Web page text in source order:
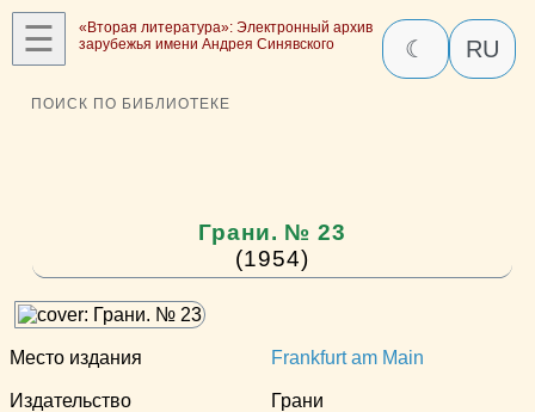
☰
«Вторая литература»: Электронный архив
зарубежья имени Андрея Синявского
☾ RU
ПОИСК ПО БИБЛИОТЕКЕ
Грани. № 23
(1954)
Место издания Frankfurt am Main
Издательство Грани